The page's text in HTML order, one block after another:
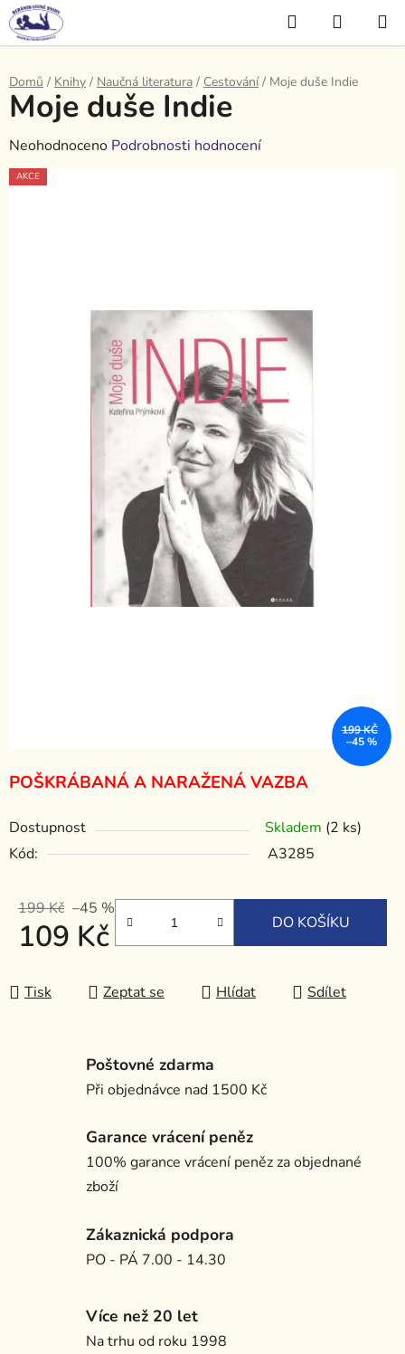
Přejít
na
obsah
Hledat
KOŠÍK
Domů / Knihy / Naučná literatura / Cestování / Moje duše Indie
POŠKRÁBANÁ A NARAŽENÁ VAZBA
Dostupnost Skladem (2 ks)
Kód:
A3285
199 Kč –45 %
109 Kč DO KOŠÍKU
Tisk Zeptat se Hlídat Sdílet
Moje duše Indie
Průměrné
hodnocení
Neohodnoceno Podrobnosti hodnocení
AKCE
199 KČ
–45 %
Poštovné zdarma
Při objednávce nad 1500 Kč
Garance vrácení peněz
100% garance vrácení peněz za objednané
zboží
Zákaznická podpora
PO - PÁ 7.00 - 14.30
Více než 20 let
Na trhu od roku 1998